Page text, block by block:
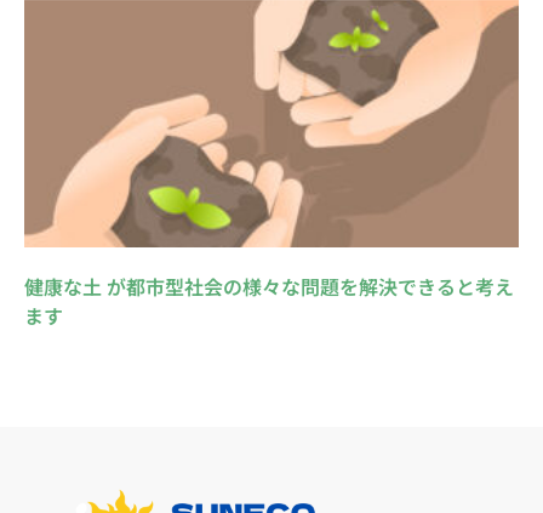
健康な土 が都市型社会の様々な問題を解決できると考え
ます